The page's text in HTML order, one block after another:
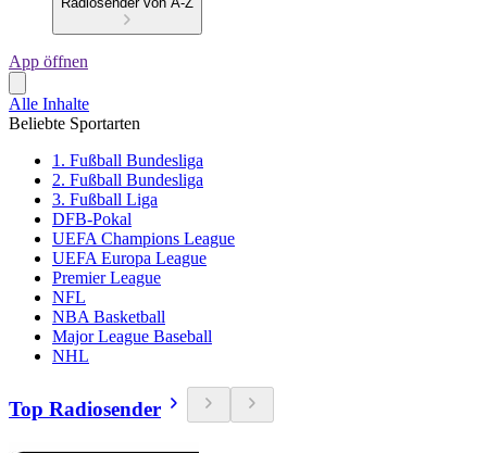
App öffnen
Alle Inhalte
Beliebte Sportarten
1. Fußball Bundesliga
2. Fußball Bundesliga
3. Fußball Liga
DFB-Pokal
UEFA Champions League
UEFA Europa League
Premier League
NFL
NBA Basketball
Major League Baseball
NHL
Top Radiosender